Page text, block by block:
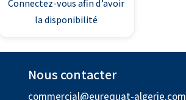
Connectez-vous afin d’avoir
la disponibilité
Nous contacter
commercial@eurequat-algerie.com